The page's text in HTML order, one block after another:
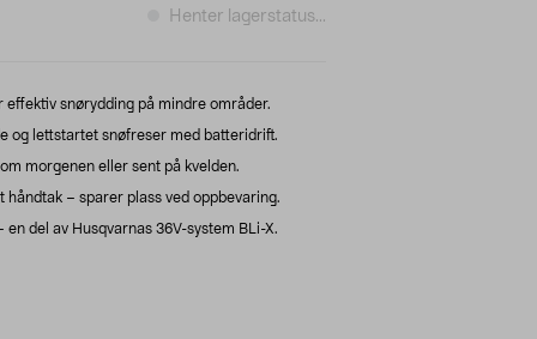
Henter lagerstatus...
effektiv snørydding på mindre områder.
og lettstartet snøfreser med batteridrift.
morgenen eller sent på kvelden.
– sparer plass ved oppbevaring.
del av Husqvarnas 36V-system BLi-X.